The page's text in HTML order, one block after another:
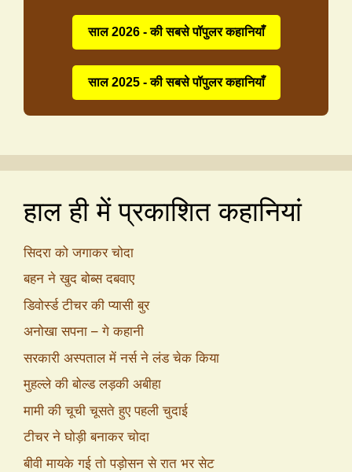
साल 2026 - की सबसे पॉपुलर कहानियाँ
साल 2025 - की सबसे पॉपुलर कहानियाँ
हाल ही में प्रकाशित कहानियां
सिदरा को जगाकर चोदा
बहन ने खुद बोब्स दबवाए
डिवोर्स्ड टीचर की प्यासी बुर
अनोखा सपना – गे कहानी
सरकारी अस्पताल में नर्स ने लंड चेक किया
मुहल्ले की बोल्ड लड़की अबीहा
मामी की चूची चूसते हुए पहली चुदाई
टीचर ने घोड़ी बनाकर चोदा
बीवी मायके गई तो पड़ोसन से रात भर सेट